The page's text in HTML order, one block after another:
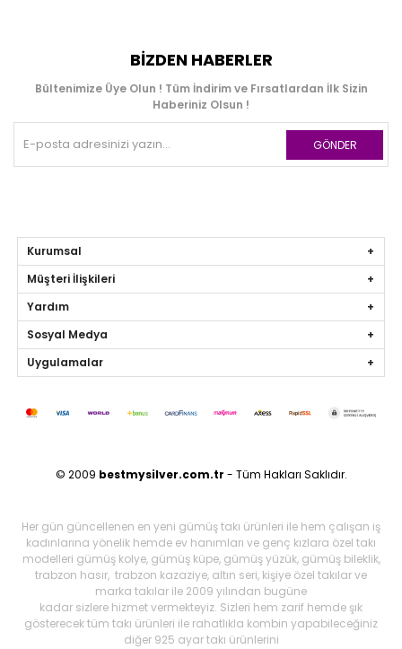
BIZDEN HABERLER
Bültenimize Üye Olun ! Tüm İndirim ve Fırsatlardan İlk Sizin
Haberiniz Olsun !
GÖNDER
Kurumsal
Müşteri İlişkileri
Yardım
Sosyal Medya
Uygulamalar
© 2009 bestmysilver.com.tr - Tüm Hakları Saklıdır.
Her gün güncellenen en yeni gümüş takı ürünleri ile hem çalışan iş
kadınlarına yönelik hemde ev hanımları ve genç kızlara özel takı
modelleri gümüş kolye, gümüş küpe, gümüş yüzük, gümüş bileklik,
trabzon hasır, trabzon kazaziye, altın seri, kişiye özel takılar ve
marka takılar ile 2009 yılından bugüne
kadar sizlere hizmet vermekteyiz. Sizleri hem zarif hemde şık
gösterecek tüm takı ürünleri ile rahatlıkla kombin yapabileceğiniz
diğer 925 ayar takı ürünlerini